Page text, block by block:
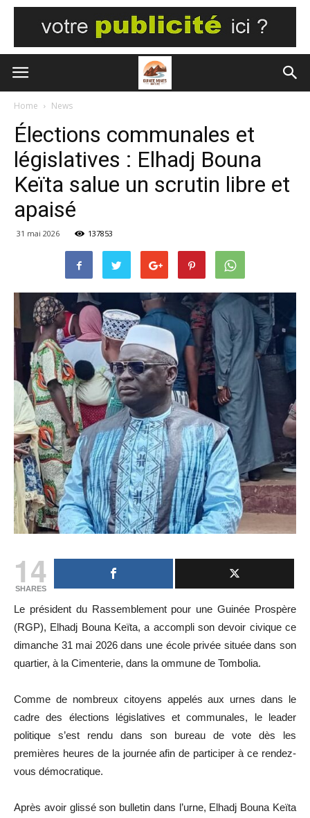
Home News
Élections communales et
législatives : Elhadj Bouna
Keïta salue un scrutin libre et
apaisé
31 mai 2026 137853
14
SHARES
Le président du Rassemblement pour une Guinée Prospère
(RGP), Elhadj Bouna Keïta, a accompli son devoir civique ce
dimanche 31 mai 2026 dans une école privée située dans son
quartier, à la Cimenterie, dans la ommune de Tombolia.
Comme de nombreux citoyens appelés aux urnes dans le
cadre des élections législatives et communales, le leader
politique s’est rendu dans son bureau de vote dès les
premières heures de la journée afin de participer à ce rendez-
vous démocratique.
Après avoir glissé son bulletin dans l’urne, Elhadj Bouna Keïta